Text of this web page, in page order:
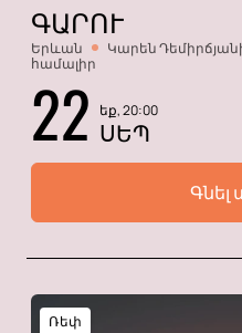
ԳԱՐՈՒ
Երևան
Կարեն
համալիր
22 եք, 20:00
ՍԵՊ
Գնել
Ռեփ